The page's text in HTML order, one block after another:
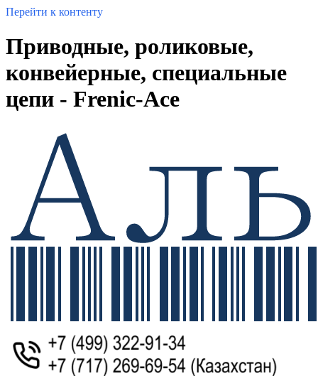
Перейти к контенту
Приводные, роликовые,
конвейерные, специальные
цепи - Frenic-Ace